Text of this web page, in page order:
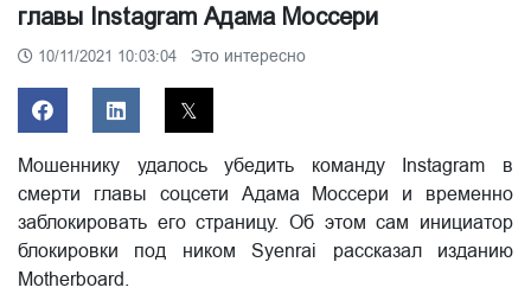
главы Instagram Адама Моссери
10/11/2021 10:03:04 Это интересно
Мошеннику удалось убедить команду Instagram в
смерти главы соцсети Адама Моссери и временно
заблокировать его страницу. Об этом сам инициатор
блокировки под ником Syenrai рассказал изданию
Motherboard.